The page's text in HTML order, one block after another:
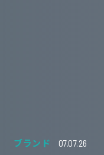
ブランド 07.07.26